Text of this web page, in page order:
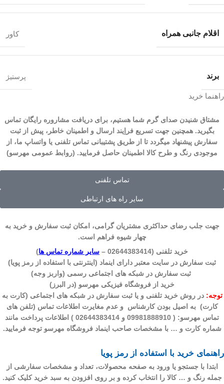
اقلام جانبی همراه کاور
برند پرستیژ
راهنما خرید
مشتاق شنیدن صدای گرم شما هستیم، برای دریافت مشاروره رایگان تماس
بگیرید. همچنین جهت تسریع فراِیند ارسال و اطمینان خاطر، پیش از ثبت
سفارش پیشنهاد میگردد تا از طریق پشتیبانی تماس تلفنی یا واتساپ ما، از
موجودی رنگ و طرح کالا اطمینان حاصل فرمایید. (روابط عمومی مهرسو)
تماس تلفنی
سایر راه های ارتباطی
جهت جلب رضای حداکثری مشتریان گرامی، امکان ثبت سفارش و خرید به
چهار شیوه فراهم است.
خرید تلفنی (02644383414 –
سایر شماره تماس ها)
ثبت سفارش در سایت معتبر دارای اینماد (اینترنتی با استفاده از رمز پویا)
ثبت سفارش در شبکه های اجتماعی رسمی (واربز وجه)
خرید از فروشگاه فیزیکی مهرسو (در البرز)
توجه: در روش خرید تلفنی و یا ثبت سفارش در شبکه های اجتماعی (کارت به
کارت) به اصیل بودن کارشناس و عدم مغایرت اطلاعات تماس (تلفن های
تماس مهرسو: ( 09981888910 و 02644383414 ) اطلاعات پرداخت مانند
شماره کارت و … با مشخصات صاحب اینماد فروشگاه مهرسو توجه فرمایید.
راهنمای خرید با استفاده از رمز پویا
ابتدا با جستجو یا ورود به صفحه محصولات، تعداد و مشخصات سفارشی از
جمله رنگ و … کالا را انتخاب کرده و بر روی افزودن به سبد خرید کلیک کنید.